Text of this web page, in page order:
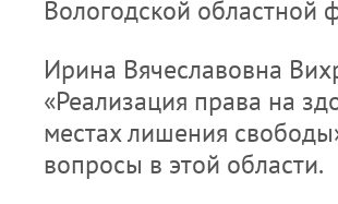
Вологодской
Ирина Вячеславовна
«Реализация права на
местах лишения
вопросы в этой области.